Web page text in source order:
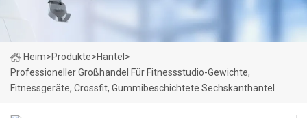
Heim>Produkte>Hantel >
Professioneller Großhandel Für Fitnessstudio-Gewichte,
Fitnessgeräte, Crossfit, Gummibeschichtete Sechskanthantel